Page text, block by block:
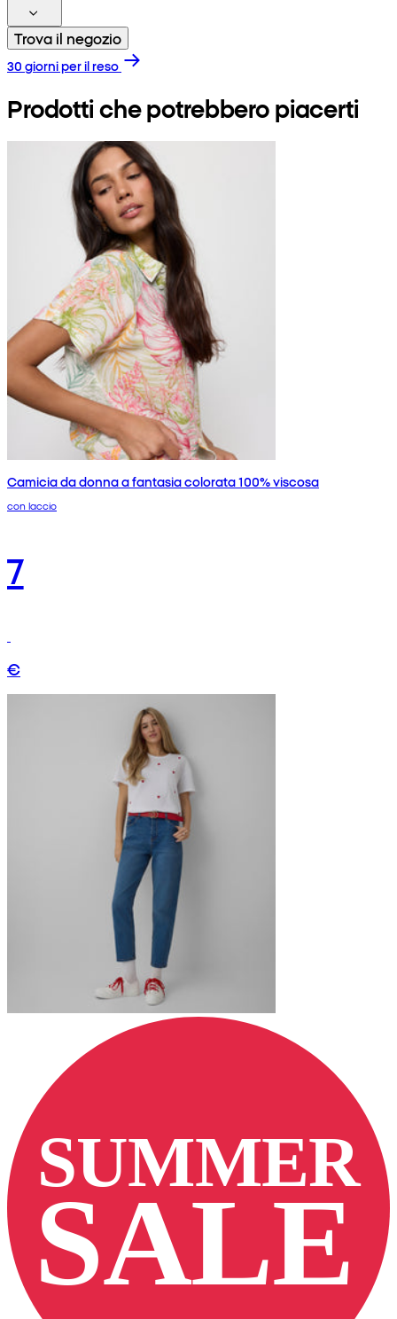
Trova il negozio
30 giorni per il reso
Prodotti che potrebbero piacerti
Camicia da donna a fantasia colorata 100% viscosa
con laccio
7
€